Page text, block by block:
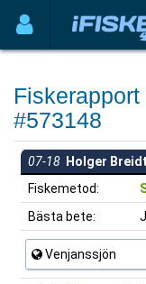
#573148
07-18 Holger Breidt
Fiskemetod:
Bästa bete:
Venjanssjön